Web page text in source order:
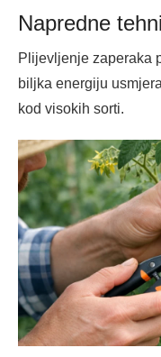
Napredne
Plijevljenje zaperaka
biljka energiju
kod visokih sorti.